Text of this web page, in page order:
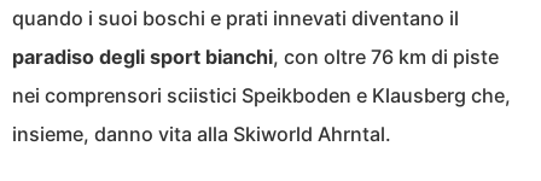
quando i suoi boschi e prati innevati diventano il
paradiso degli sport bianchi, con oltre 76 km di piste
nei comprensori sciistici Speikboden e Klausberg che,
insieme, danno vita alla Skiworld Ahrntal.